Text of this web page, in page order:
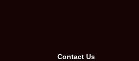
Contact Us